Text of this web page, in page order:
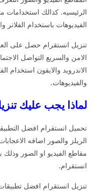
الرئيسيه. كذالك استخدامات
الفيديوهات باستخدام الفلاتر
تنزيل انستقرام حصل على
الامن والسريع التواصل
الاندرويد والايفون استخدام
والفيديوهات.
لماذا يجب عليك تنزيل
تحميل انستقرام افضل
الريلز والصور اضافه
مقاطع الفيديو او الصور
انستقرام.
تنزيل انستقرام افضل